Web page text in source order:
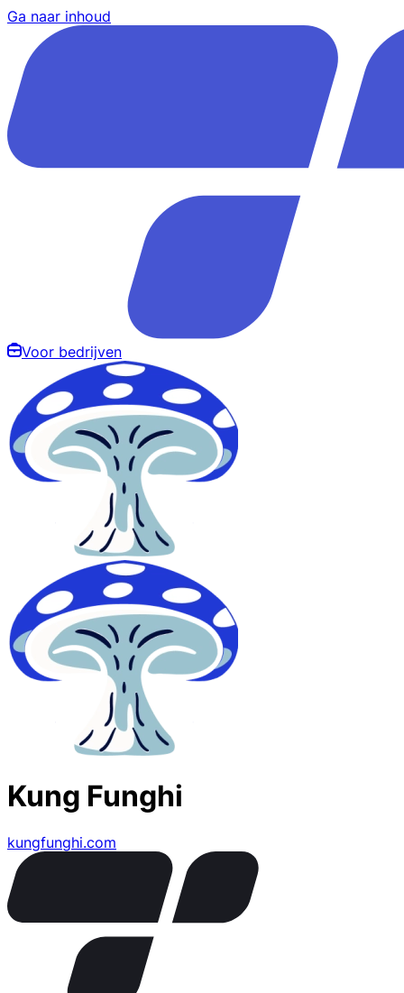
Ga naar inhoud
Voor bedrijven
Kung Funghi
kungfunghi.com